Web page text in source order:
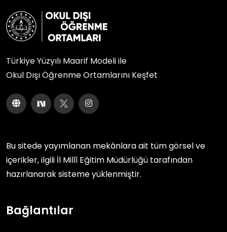
Türkiye Yüzyılı Maarif Modeli ile
Okul Dışı Öğrenme Ortamlarını Keşfet
Bu sitede yayımlanan mekânlara ait tüm görsel ve
içerikler, ilgili İl Millî Eğitim Müdürlüğü tarafından
hazırlanarak sisteme yüklenmiştir.
Bağlantılar